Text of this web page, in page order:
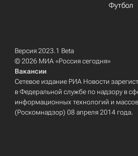
Футбол
Версия 2023.1 Beta
© 2026 МИА «Россия сегодня»
Вакансии
Сетевое издание РИА Новости
в Федеральной службе по надзору в
информационных технологий и
(Роскомнадзор) 08 апреля 2014 года.